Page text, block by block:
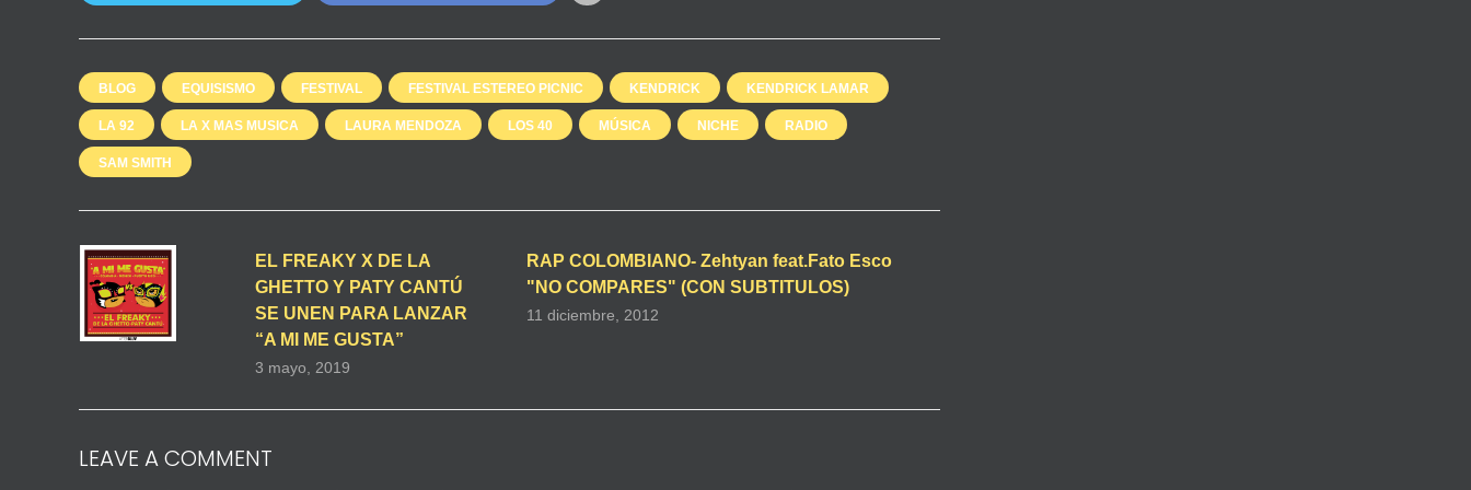
BLOG EQUISISMO FESTIVAL FESTIVAL ESTEREO PICNIC KENDRICK KENDRICK LAMAR
LA 92 LA X MAS MUSICA LAURA MENDOZA LOS 40 MÚSICA NICHE RADIO
SAM SMITH
EL FREAKY X DE LA
GHETTO Y PATY CANTÚ
SE UNEN PARA LANZAR
“A MI ME GUSTA”
3 mayo, 2019
RAP COLOMBIANO- Zehtyan feat.Fato Esco
"NO COMPARES" (CON SUBTITULOS)
11 diciembre, 2012
LEAVE A COMMENT